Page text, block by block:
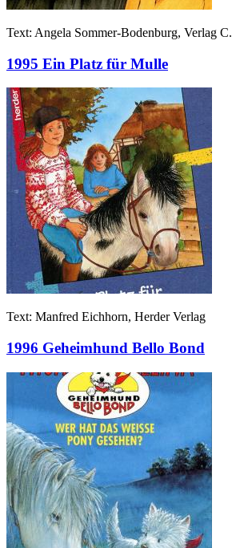
Text: Angela Sommer-Bodenburg, Verlag C.
1995 Ein Platz für Mulle
Text: Manfred Eichhorn, Herder Verlag
1996 Geheimhund Bello Bond